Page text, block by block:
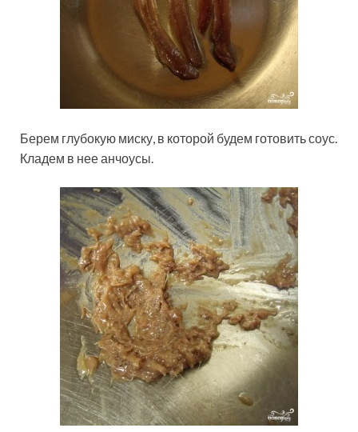
Берем глубокую миску, в которой будем готовить соус.
Кладем в нее анчоусы.